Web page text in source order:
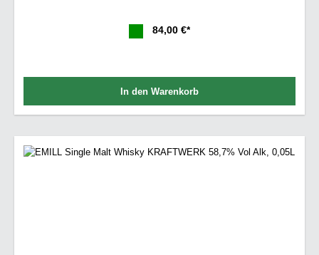
84,00 €*
In den Warenkorb